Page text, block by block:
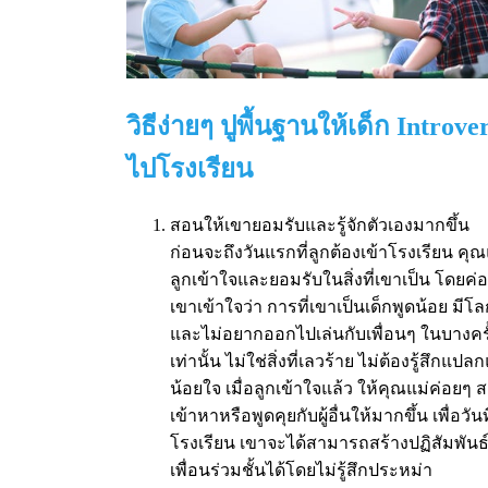
วิธีง่ายๆ ปูพื้นฐานให้เด็ก
ไปโรงเรียน
สอนให้เขายอมรับและรู้จักตัวเองมากขึ้น
ก่อนจะถึงวันแรกที่ลูกต้องเข้าโรงเรียน คุ
ลูกเข้าใจและยอมรับในสิ่งที่เขาเป็น โดยค่
เขาเข้าใจว่า การที่เขาเป็นเด็กพูดน้อย มีโ
และไม่อยากออกไปเล่นกับเพื่อนๆ ในบางค
เท่านั้น ไม่ใช่สิ่งที่เลวร้าย ไม่ต้องรู้สึกแปล
น้อยใจ เมื่อลูกเข้าใจแล้ว ให้คุณแม่ค่อยๆ
เข้าหาหรือพูดคุยกับผู้อื่นให้มากขึ้น เพื่อวัน
โรงเรียน เขาจะได้สามารถสร้างปฏิสัมพั
เพื่อนร่วมชั้นได้โดยไม่รู้สึกประหม่า